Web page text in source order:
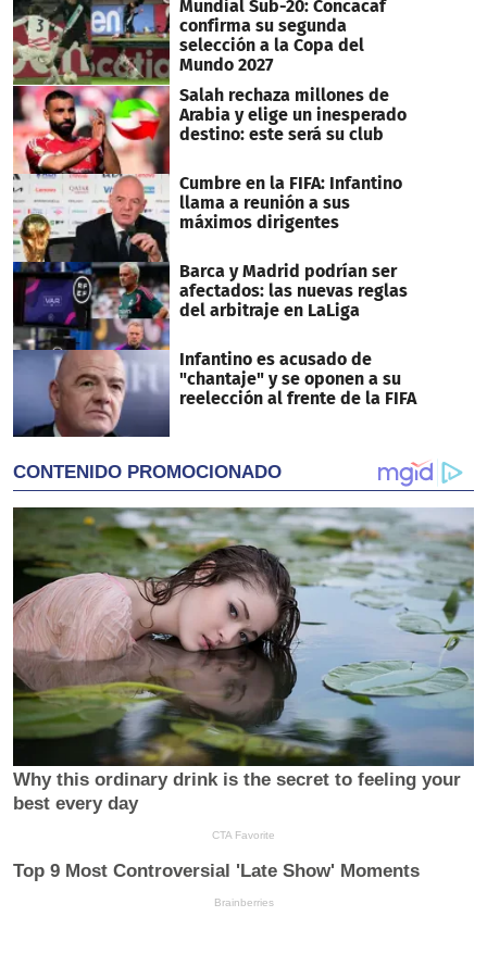
Mundial Sub-20: Concacaf
confirma su segunda
selección a la Copa del
Mundo 2027
Salah rechaza millones de
Arabia y elige un inesperado
destino: este será su club
Cumbre en la FIFA: Infantino
llama a reunión a sus
máximos dirigentes
Barca y Madrid podrían ser
afectados: las nuevas reglas
del arbitraje en LaLiga
Infantino es acusado de
"chantaje" y se oponen a su
reelección al frente de la FIFA